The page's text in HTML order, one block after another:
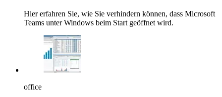
Hier erfahren Sie, wie Sie verhindern können, dass Microsoft
Teams unter Windows beim Start geöffnet wird.
office